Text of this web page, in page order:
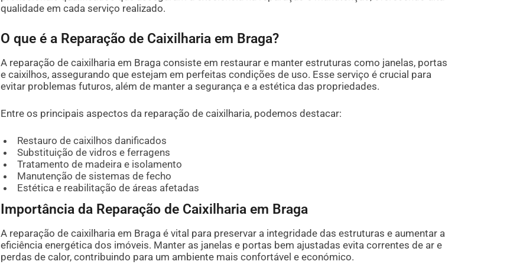
qualidade em cada serviço realizado.
O que é a Reparação de Caixilharia em Braga?
A reparação de caixilharia em Braga consiste em restaurar e manter estruturas como janelas, portas
e caixilhos, assegurando que estejam em perfeitas condições de uso. Esse serviço é crucial para
evitar problemas futuros, além de manter a segurança e a estética das propriedades.
Entre os principais aspectos da reparação de caixilharia, podemos destacar:
Restauro de caixilhos danificados
Substituição de vidros e ferragens
Tratamento de madeira e isolamento
Manutenção de sistemas de fecho
Estética e reabilitação de áreas afetadas
Importância da Reparação de Caixilharia em Braga
A reparação de caixilharia em Braga é vital para preservar a integridade das estruturas e aumentar a
eficiência energética dos imóveis. Manter as janelas e portas bem ajustadas evita correntes de ar e
perdas de calor, contribuindo para um ambiente mais confortável e económico.